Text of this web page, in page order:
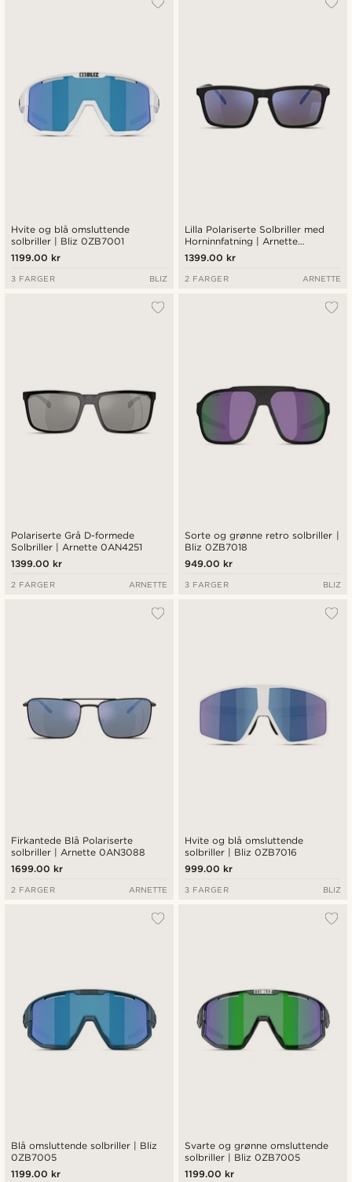
Hvite og blå omsluttende
solbriller | Bliz 0ZB7001
1199.00 kr
3 FARGER BLIZ
Lilla Polariserte Solbriller med
Horninnfatning | Arnette
0AN4283
1399.00 kr
2 FARGER ARNETTE
Polariserte Grå D-formede
Solbriller | Arnette 0AN4251
1399.00 kr
2 FARGER ARNETTE
Sorte og grønne retro solbriller |
Bliz 0ZB7018
949.00 kr
3 FARGER BLIZ
Firkantede Blå Polariserte
solbriller | Arnette 0AN3088
1699.00 kr
2 FARGER ARNETTE
Hvite og blå omsluttende
solbriller | Bliz 0ZB7016
999.00 kr
3 FARGER BLIZ
Blå omsluttende solbriller | Bliz
0ZB7005
1199.00 kr
Svarte og grønne omsluttende
solbriller | Bliz 0ZB7005
1199.00 kr